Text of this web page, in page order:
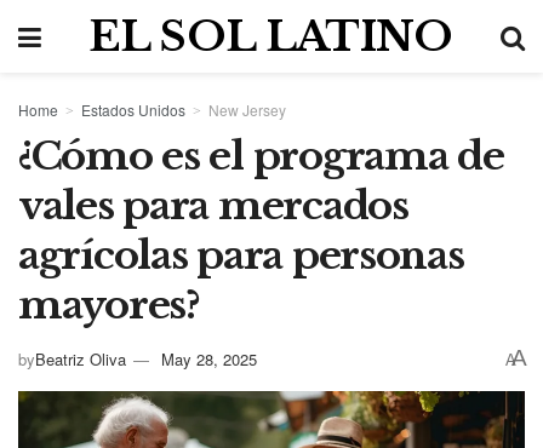
EL SOL LATINO
Home Estados Unidos New Jersey
¿Cómo es el programa de
vales para mercados
agrícolas para personas
mayores?
byBeatriz Oliva May 28, 2025 AA